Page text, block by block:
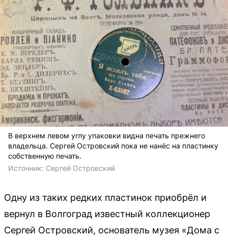
В верхнем левом углу упаковки видна печать прежнего
владельца. Сергей Островский пока не нанёс на пластинку
собственную печать.
Источник: Сергей Островский
Одну из таких редких пластинок приобрёл и
вернул в Волгоград известный коллекционер
Сергей Островский, основатель музея «Дома с